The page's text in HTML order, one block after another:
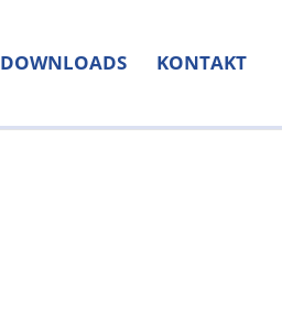
DOWNLOADS KONTAKT